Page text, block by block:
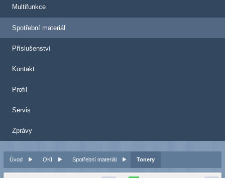
Multifunkce
Spotřební materiál
Příslušenství
Kontakt
Profil
Servis
Zprávy
Úvod OKI Spotřební materiál Tonery